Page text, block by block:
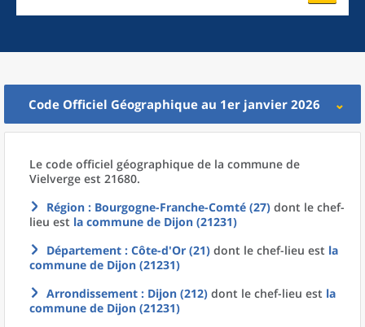
Code Officiel Géographique au 1er janvier 2026
Le code officiel géographique de la commune de
Vielverge est 21680.
Région : Bourgogne-Franche-Comté (27) dont le chef-
lieu est la commune de Dijon (21231)
Département : Côte-d'Or (21) dont le chef-lieu est la
commune de Dijon (21231)
Arrondissement : Dijon (212) dont le chef-lieu est la
commune de Dijon (21231)